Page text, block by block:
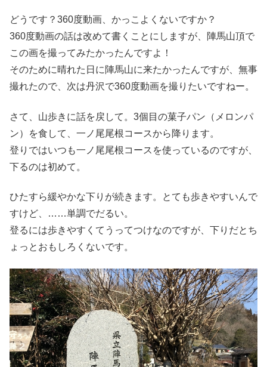
どうです？360度動画、かっこよくないですか？
360度動画の話は改めて書くことにしますが、陣馬山頂で
この画を撮ってみたかったんですよ！
そのために晴れた日に陣馬山に来たかったんですが、無事
撮れたので、次は丹沢で360度動画を撮りたいですねー。
さて、山歩きに話を戻して。3個目の菓子パン（メロンパ
ン）を食して、一ノ尾尾根コースから降ります。
登りではいつも一ノ尾尾根コースを使っているのですが、
下るのは初めて。
ひたすら緩やかな下りが続きます。とても歩きやすいんで
すけど、……単調でだるい。
登るには歩きやすくてうってつけなのですが、下りだとち
ょっとおもしろくないです。